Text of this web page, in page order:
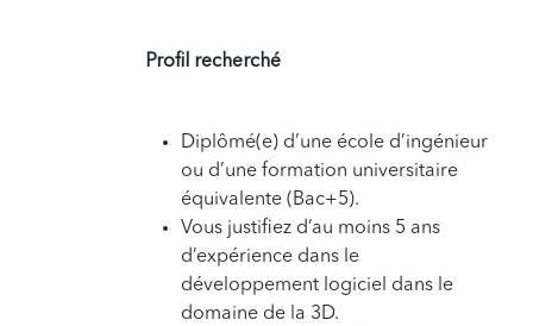
Profil recherché
Diplômé(e) d’une école d’ingénieur
ou d’une formation universitaire
équivalente (Bac+5).
Vous justifiez d’au moins 5 ans
d’expérience dans le
développement logiciel dans le
domaine de la 3D.